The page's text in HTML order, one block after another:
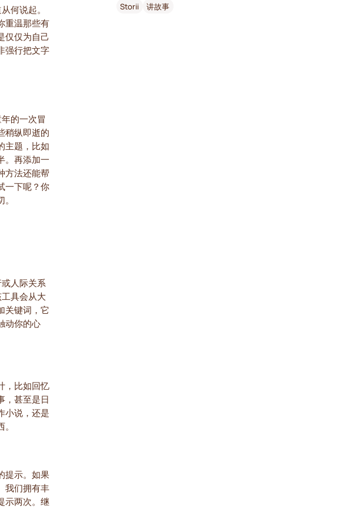
何说起。
重温那些有
仅仅为自己
强行把文字
的一次冒
稍纵即逝的
主题，比如
。再添加一
方法还能帮
一下呢？你
人际关系
具会从大
关键词，它
动你的心
，比如回忆
，甚至是日
小说，还是
提示。如果
我们拥有丰
示两次。继
Storii
讲故事